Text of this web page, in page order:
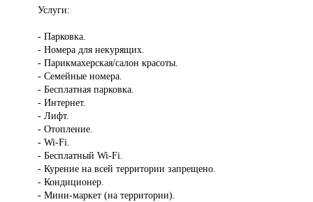
Услуги:
- Парковка.
- Номера для некурящих.
- Парикмахерская/салон красоты.
- Семейные номера.
- Бесплатная парковка.
- Интернет.
- Лифт.
- Отопление.
- Wi-Fi.
- Бесплатный Wi-Fi.
- Курение на всей территории запрещено.
- Кондиционер.
- Мини-маркет (на территории).